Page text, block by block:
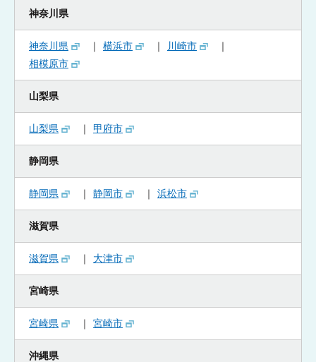
神奈川県
神奈川県 横浜市
川崎市
相模原市
山梨県
山梨県 甲府市
静岡県
静岡県 静岡市 浜松市
滋賀県
滋賀県 大津市
宮崎県
宮崎県 宮崎市
沖縄県